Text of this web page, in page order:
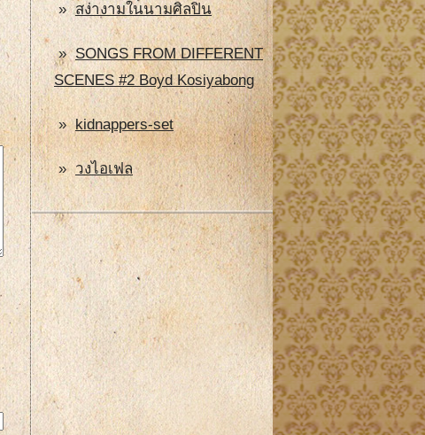
สง่างามในนามศิลปิน
SONGS FROM DIFFERENT
SCENES #2 Boyd Kosiyabong
kidnappers-set
วงไอเฟล